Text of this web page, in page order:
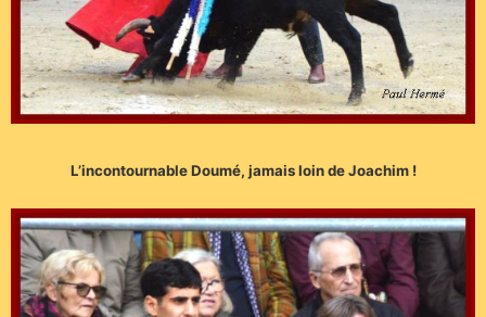
L’incontournable Doumé, jamais loin de Joachim !